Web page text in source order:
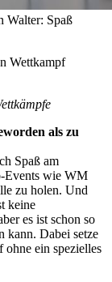
Walter: Spaß
Wettkampf
als zu
Spaß am
Events wie WM
zu holen. Und
keine
es ist schon so
kann. Dabei setze
ein spezielles